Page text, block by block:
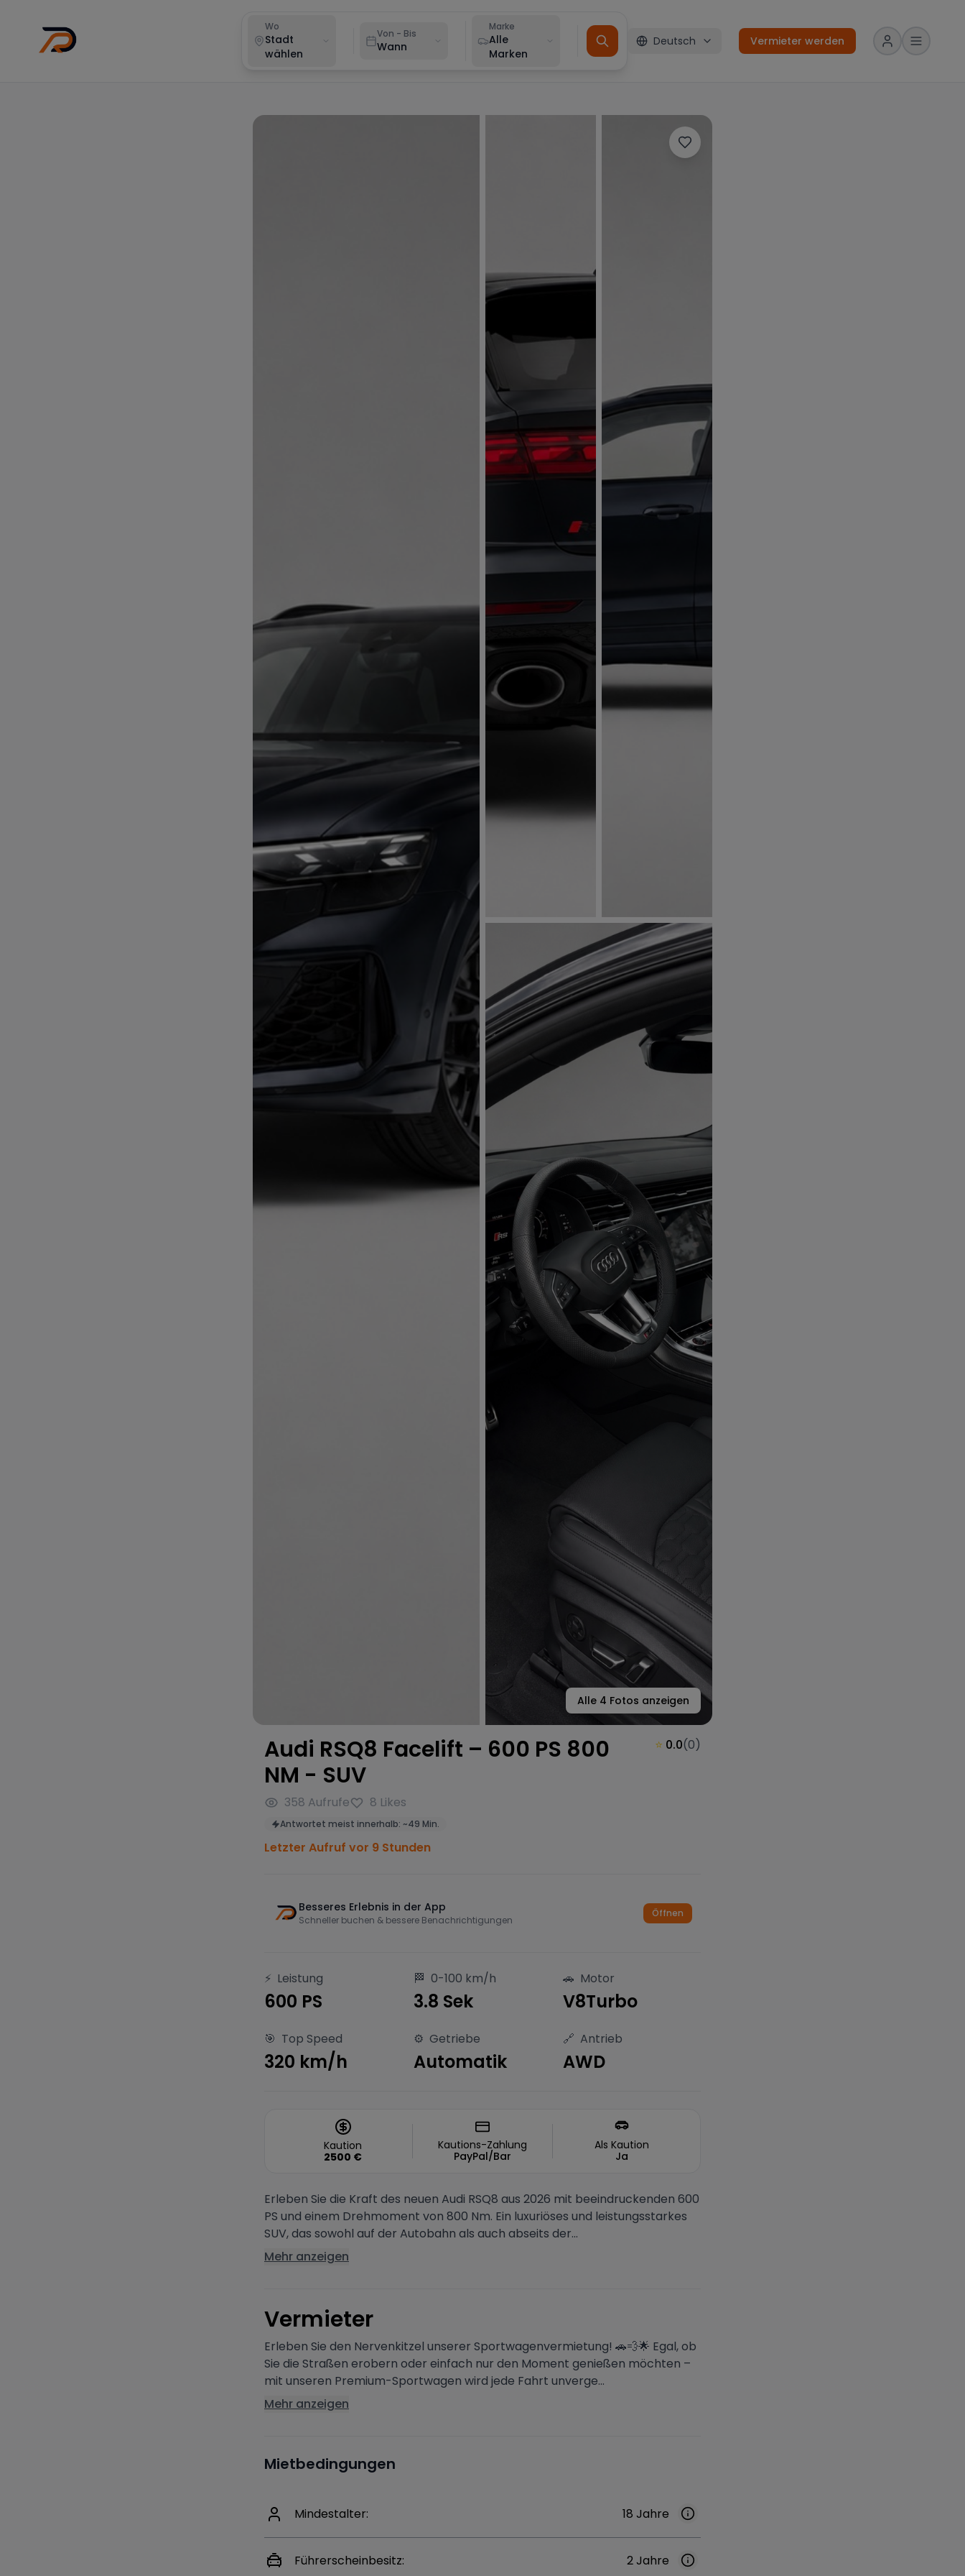
Wo
Stadt
wählen
Von - Bis
Wann
Marke
Alle
Marken
Deutsch Vermieter werden
Alle 4 Fotos anzeigen
Audi RSQ8 Facelift – 600 PS 800
NM - SUV
358 Aufrufe 8 Likes
Antwortet meist innerhalb: ~49 Min.
⭐ 0.0(0)
Letzter Aufruf vor 9 Stunden
Besseres Erlebnis in der App
Schneller buchen & bessere Benachrichtigungen
Öffnen
⚡ Leistung
600 PS
🏁 0-100 km/h
3.8 Sek
🚗 Motor
V8Turbo
🎯 Top Speed
320 km/h
⚙️ Getriebe
Automatik
🔗 Antrieb
AWD
Kaution
2500 €
Kautions-Zahlung
PayPal/Bar
Als Kaution
Ja
Erleben Sie die Kraft des neuen Audi RSQ8 aus 2026 mit beeindruckenden 600
PS und einem Drehmoment von 800 Nm. Ein luxuriöses und leistungsstarkes
SUV, das sowohl auf der Autobahn als auch abseits der...
Mehr anzeigen
Vermieter
Erleben Sie den Nervenkitzel unserer Sportwagenvermietung! 🚗💨🌟 Egal, ob
Sie die Straßen erobern oder einfach nur den Moment genießen möchten –
mit unseren Premium-Sportwagen wird jede Fahrt unverge...
Mehr anzeigen
Mietbedingungen
Mindestalter: 18 Jahre
Führerscheinbesitz: 2 Jahre